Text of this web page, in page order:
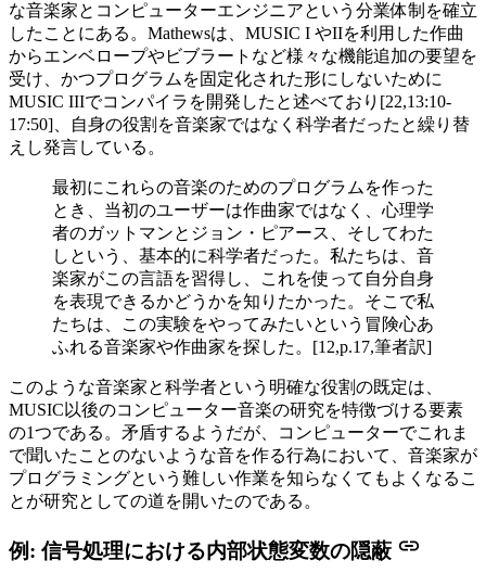
な音楽家とコンピューターエンジニアという分業体制を確立
したことにある。Mathewsは、MUSIC I やIIを利用した作曲
からエンベロープやビブラートなど様々な機能追加の要望を
受け、かつプログラムを固定化された形にしないために
MUSIC IIIでコンパイラを開発したと述べており[22,13:10-
17:50]、自身の役割を音楽家ではなく科学者だったと繰り替
えし発言している。
最初にこれらの音楽のためのプログラムを作った
とき、当初のユーザーは作曲家ではなく、心理学
者のガットマンとジョン・ピアース、そしてわた
しという、基本的に科学者だった。私たちは、音
楽家がこの言語を習得し、これを使って自分自身
を表現できるかどうかを知りたかった。そこで私
たちは、この実験をやってみたいという冒険心あ
ふれる音楽家や作曲家を探した。[12,p.17,筆者訳]
このような音楽家と科学者という明確な役割の既定は、
MUSIC以後のコンピューター音楽の研究を特徴づける要素
の1つである。矛盾するようだが、コンピューターでこれま
で聞いたことのないような音を作る行為において、音楽家が
プログラミングという難しい作業を知らなくてもよくなるこ
とが研究としての道を開いたのである。
例: 信号処理における内部状態変数の隠蔽